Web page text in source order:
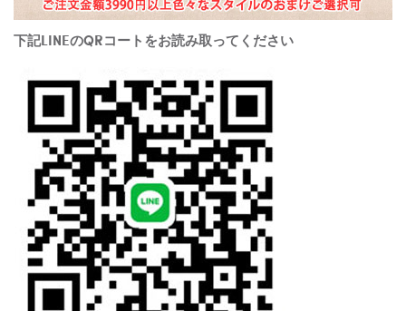
下記LINEのQRコートをお読み取ってください